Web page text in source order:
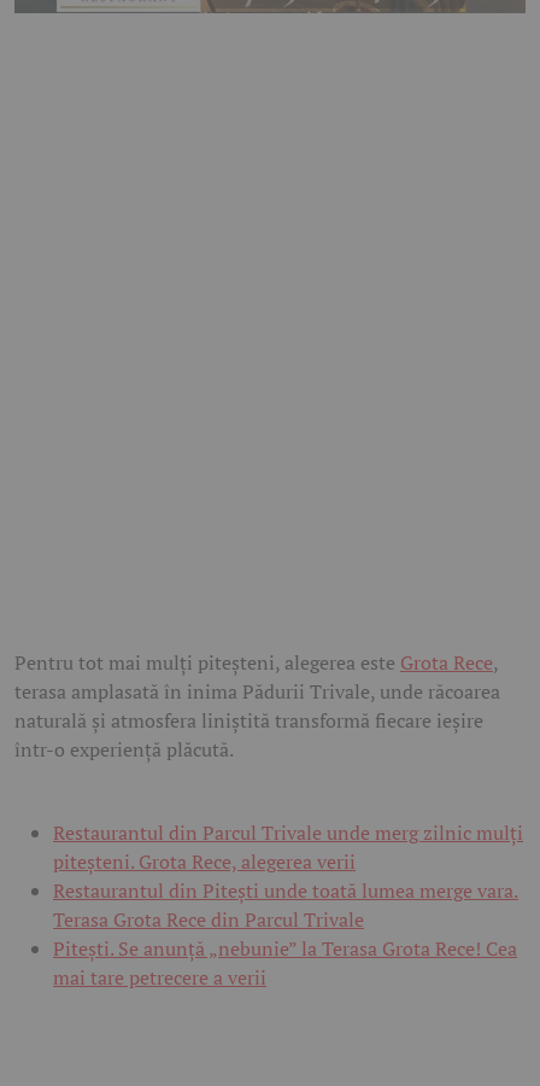
Pentru tot mai mulți piteșteni, alegerea este Grota Rece,
terasa amplasată în inima Pădurii Trivale, unde răcoarea
naturală și atmosfera liniștită transformă fiecare ieșire
într-o experiență plăcută.
Restaurantul din Parcul Trivale unde merg zilnic mulți
piteșteni. Grota Rece, alegerea verii
Restaurantul din Pitești unde toată lumea merge vara.
Terasa Grota Rece din Parcul Trivale
Pitești. Se anunță „nebunie” la Terasa Grota Rece! Cea
mai tare petrecere a verii